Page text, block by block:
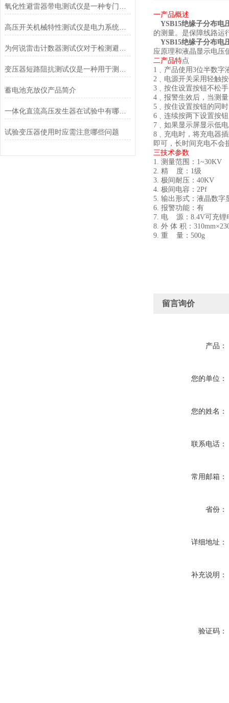
高压开关机械特性测试仪是电力系统中高压开关设备检测和维护的重要工具
蓄电池充放仪产品简介
一体化直流高压发生器在试验中有哪些优点
试验变压器使用时应需注意哪些问题
一产品概述
YSB15绝缘子分布电
的测量。是保障线路运
YSB15绝缘子分布电
应原理和液晶显示电压
二产品特点
1 ﹑ 产品使用3位半数字
2 ﹑ 电源开关采用轻触
3 ﹑ 按住设置按钮不松
4 ﹑ 报警生效后，当测
5 ﹑ 按住设置按钮的同
6 ﹑ 连续按两下设置按
7 ﹑ 如果显示屏显示低
8 ﹑ 充电时，将充电器
即可，长时间充电不会
三技术参数
1. 测量范围： 1~30KV
2. 精 度： 1级
3. 极间耐压： 40KV
4. 极间电容： 2Pf
5. 输出形式：液晶数字
6. 报警功能：有
7. 电 源： 8.4V可充锂
8. 外 体 积： 310mm×
9. 重 量： 500g
留言询价
产品：
您的单位：
您的姓名：
联系电话：
常用邮箱：
省份：
详细地址：
补充说明：
验证码：